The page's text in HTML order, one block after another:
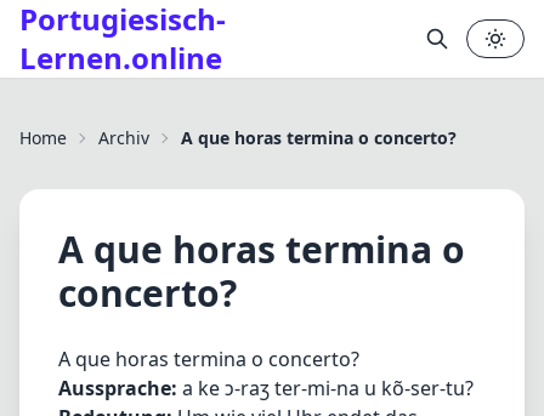
Portugiesisch-
Lernen.online
Home Archiv A que horas termina o concerto?
A que horas termina o
concerto?
A que horas termina o concerto?
Aussprache: a ke ɔ-raʒ ter-mi-na u kõ-ser-tu?
✕